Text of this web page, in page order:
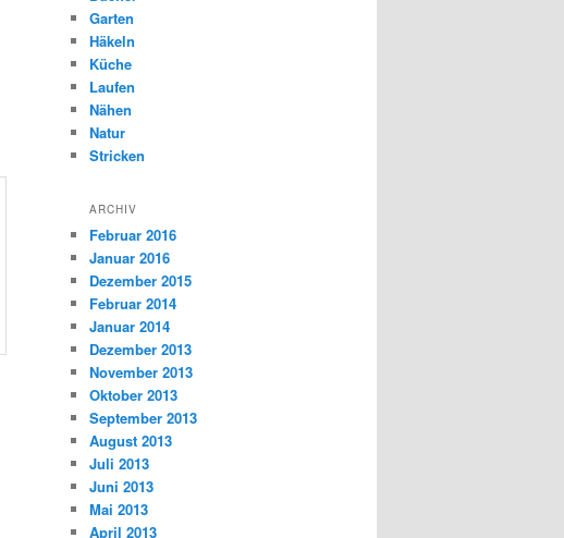
Garten
Häkeln
Küche
Laufen
Nähen
Natur
Stricken
ARCHIV
Februar 2016
Januar 2016
Dezember 2015
Februar 2014
Januar 2014
Dezember 2013
November 2013
Oktober 2013
September 2013
August 2013
Juli 2013
Juni 2013
Mai 2013
April 2013